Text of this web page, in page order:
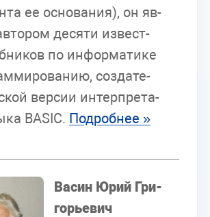
ее ос­но­ва­ния), он яв­
де­ся­ти из­вест­
по ин­фор­ма­ти­ке
со­зда­те­
вер­сии ин­тер­пре­та­
BASIC. По­дроб­нее »
Васин Юрий Гри­
го­рье­вич